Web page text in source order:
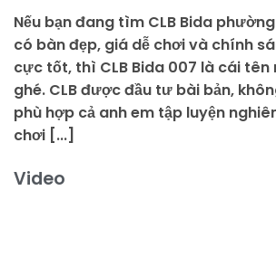
Nếu bạn đang tìm CLB Bida
có bàn đẹp, giá dễ chơi và chính
cực tốt, thì CLB Bida 007 là cái tên
ghé. CLB được đầu tư bài bản,
phù hợp cả anh em tập luyện
chơi [...]
Video